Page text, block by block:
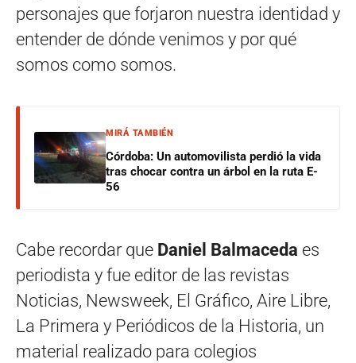
personajes que forjaron nuestra identidad y
entender de dónde venimos y por qué
somos como somos.
MIRÁ TAMBIÉN
Córdoba: Un automovilista perdió la vida
tras chocar contra un árbol en la ruta E-
56
Cabe recordar que Daniel Balmaceda es
periodista y fue editor de las revistas
Noticias, Newsweek, El Gráfico, Aire Libre,
La Primera y Periódicos de la Historia, un
material realizado para colegios